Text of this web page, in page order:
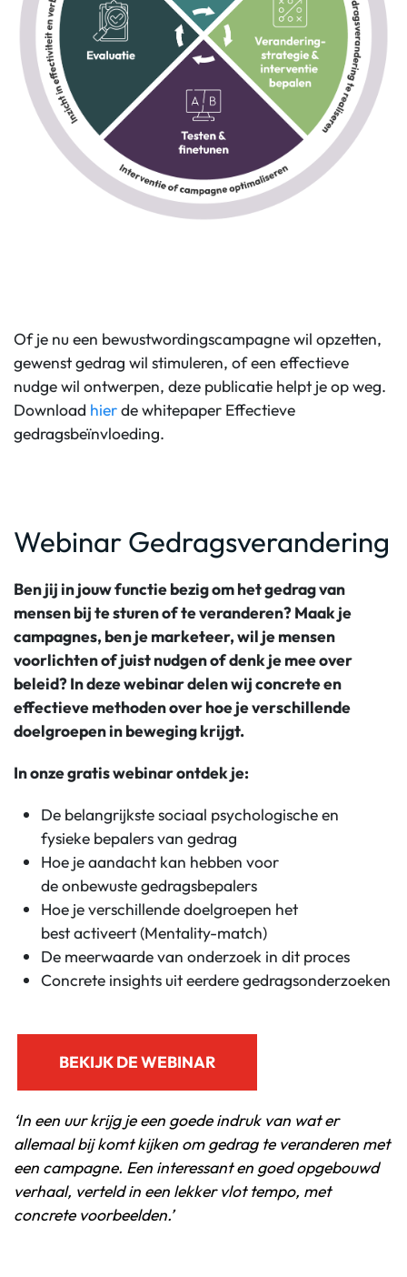
Of je nu een bewustwordingscampagne wil opzetten,
gewenst gedrag wil stimuleren, of een effectieve
nudge wil ontwerpen, deze publicatie helpt je op weg.
Download hierde whitepaper Effectieve
gedragsbeïnvloeding.
Webinar Gedragsverandering
Ben jij in jouw functie bezig om het gedrag van
mensen bij te sturen of te veranderen? Maak je
campagnes, ben je marketeer, wil je mensen
voorlichten of juistnudgenof denk je mee over
beleid?In deze webinardelen wij concrete en
effectieve methoden over hoe je verschillende
doelgroepen in beweging krijgt.
In onze gratiswebinarontdek je:
De belangrijkstesociaal psychologische en
fysieke bepalersvan gedrag
Hoe je aandacht kan hebben voor
deonbewustegedragsbepalers
Hoe jeverschillende doelgroepen het
bestactiveert(Mentality-match)
De meerwaarde van onderzoek in dit proces
Concrete insights uit eerdere gedragsonderzoeken
BEKIJK DE WEBINAR
‘In een uur krijg je een goede indruk van wat er
allemaal bij komt kijken om gedrag te veranderen met
een campagne. Een interessant en goed opgebouwd
verhaal, verteld in een lekker vlot tempo, met
concrete voorbeelden.’